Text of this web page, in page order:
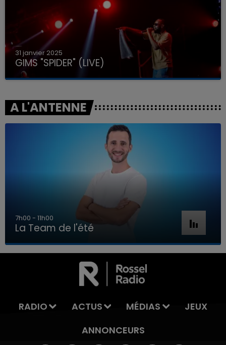
LA TEAM DE L'ÉTÉ
31 janvier 2025
GIMS "SPIDER" (LIVE)
A L'ANTENNE
7h00 - 11h00
La Team de l'été
RADIO ACTUS MÉDIAS
JEUX
ANNONCEURS